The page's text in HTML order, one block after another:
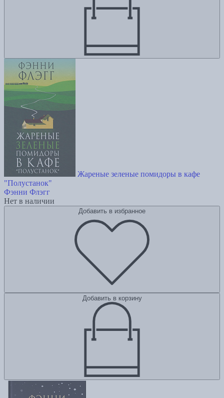
Жареные зеленые помидоры в кафе
"Полустанок"
Фэнни Флэгг
Нет в наличии
Добавить в избранное
Добавить в корзину